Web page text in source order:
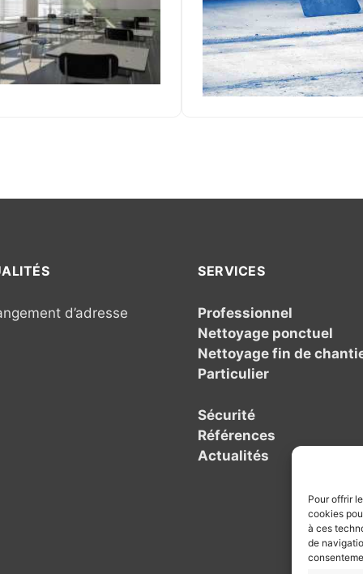
Pour offrir
cookies
à ces
de
d’adresse
SERVICES
Professionnel
Nettoyage ponctuel
Nettoyage fin de
Particulier
Sécurité
Références
Actualités